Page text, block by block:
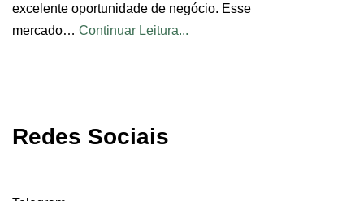
excelente oportunidade de negócio. Esse
mercado… Continuar Leitura...
Redes Sociais